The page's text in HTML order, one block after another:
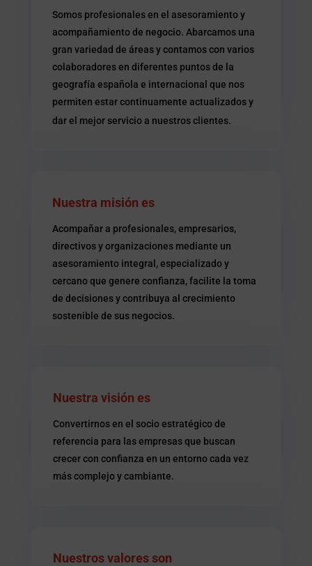
Somos profesionales en el asesoramiento y
acompañamiento de negocio. Abarcamos una
gran variedad de áreas y contamos con varios
colaboradores en diferentes puntos de la
geografía española e internacional que nos
permiten estar continuamente actualizados y
dar el mejor servicio a nuestros clientes.
Nuestra misión es
Acompañar a profesionales, empresarios,
directivos y organizaciones mediante un
asesoramiento integral, especializado y
cercano que genere confianza, facilite la toma
de decisiones y contribuya al crecimiento
sostenible de sus negocios.
Nuestra visión es
Convertirnos en el socio estratégico de
referencia para las empresas que buscan
crecer con confianza en un entorno cada vez
más complejo y cambiante.
Nuestros valores son